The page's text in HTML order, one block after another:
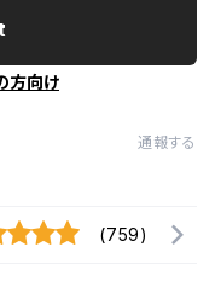
方向け
通報する
(759)